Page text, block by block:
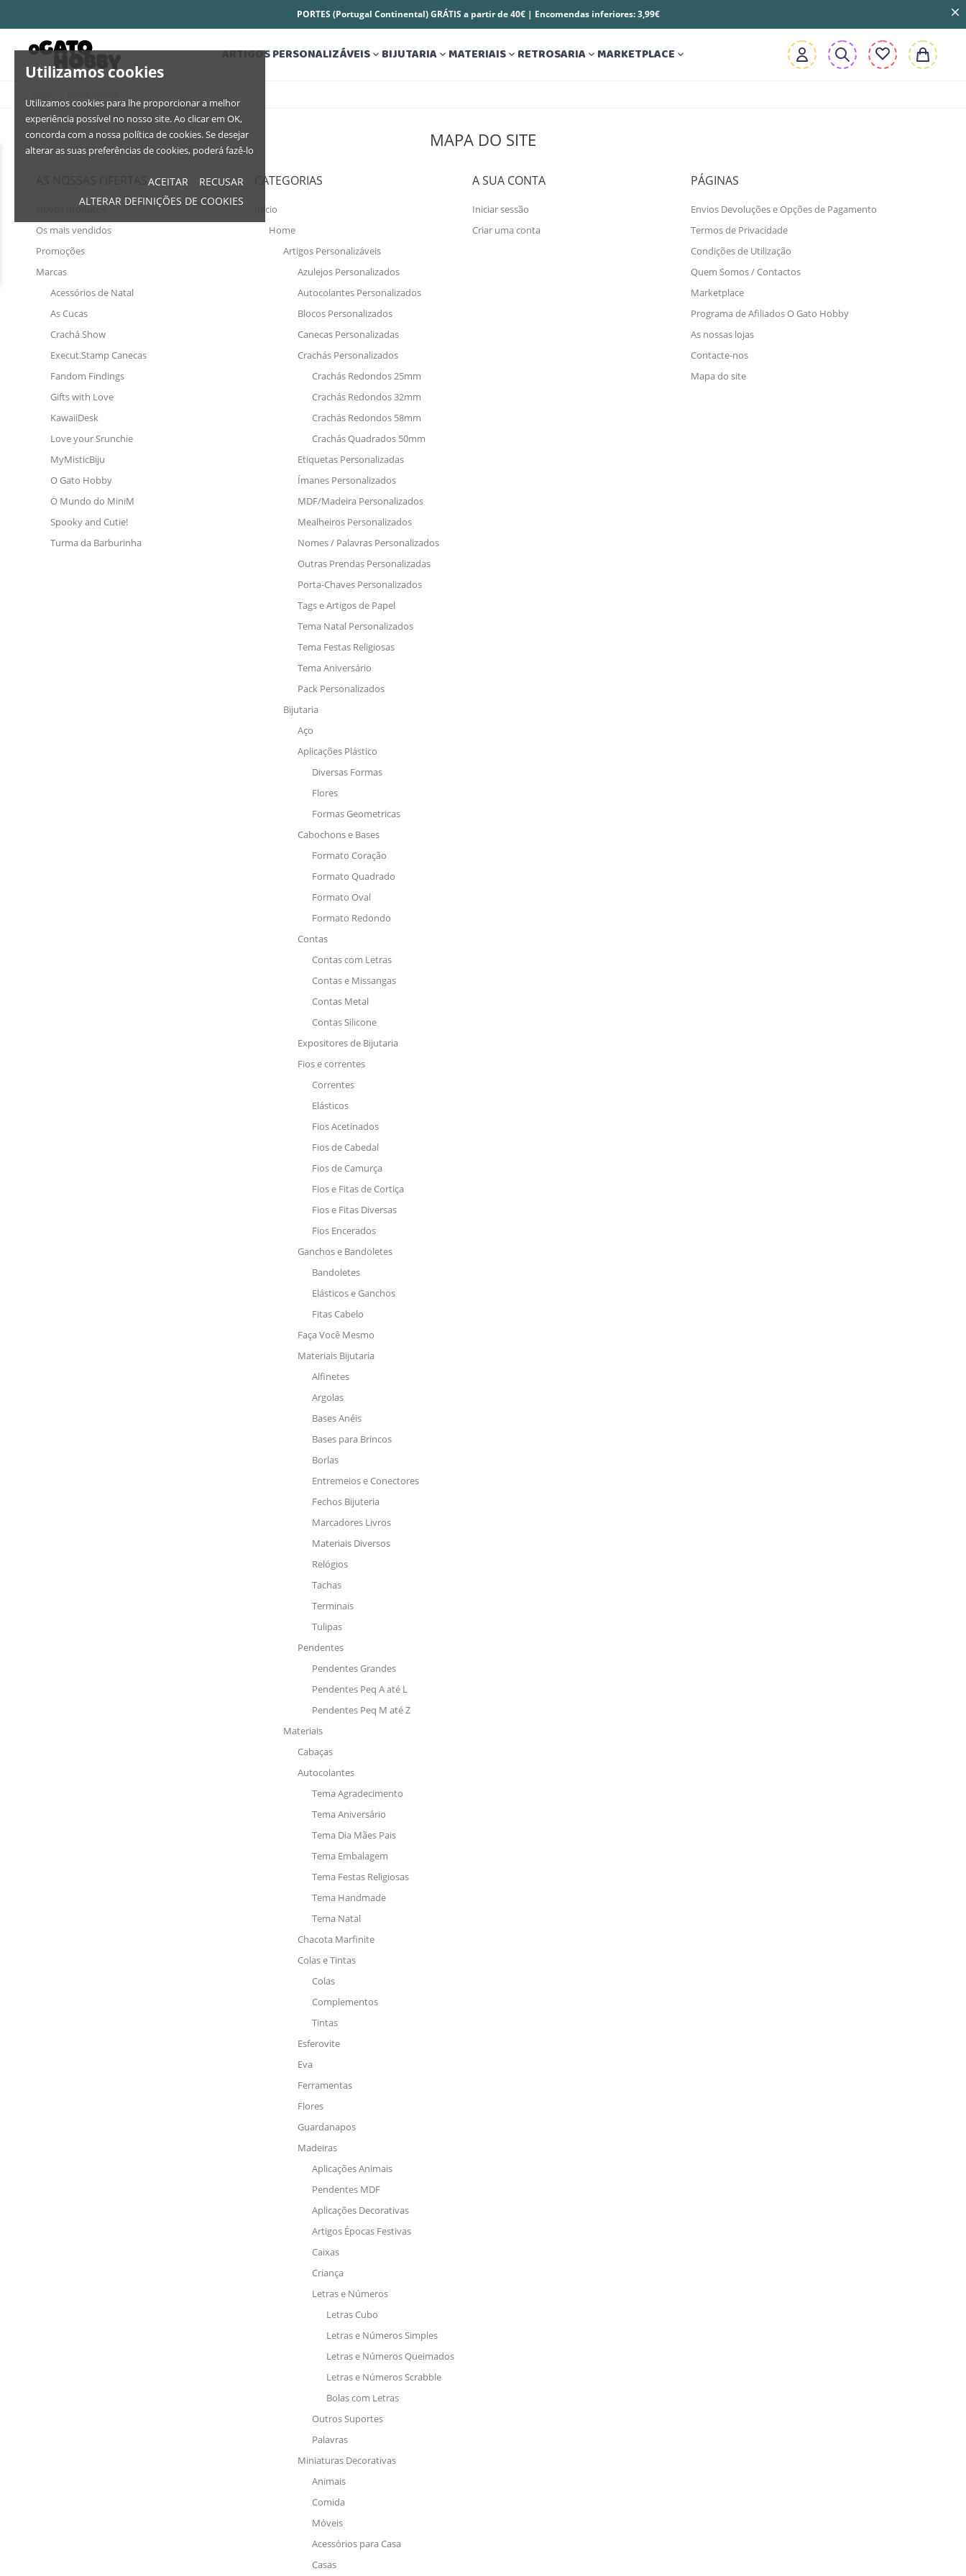
Utilizamos cookies
Utilizamos cookies para lhe proporcionar a melhor
experiência possível no nosso site. Ao clicar em OK,
concorda com a nossa política de cookies. Se desejar
alterar as suas preferências de cookies, poderá fazê-lo
ACEITAR
RECUSAR
ALTERAR DEFINIÇÕES DE COOKIES
PORTES (Portugal Continental) GRÁTIS a partir de 40€ | Encomendas inferiores: 3,99€
ARTIGOS PERSONALIZÁVEIS BIJUTARIA MATERIAIS RETROSARIA MARKETPLACE 
MAPA DO SITE
Novos produtos
Os mais vendidos
Promoções
Marcas
Acessórios de Natal
As Cucas
Crachá Show
Execut.Stamp Canecas
Fandom Findings
Gifts with Love
KawaiiDesk
Love your Srunchie
MyMisticBiju
O Gato Hobby
O Mundo do MiniM
Spooky and Cutie!
Turma da Barburinha
CATEGORIAS
Início
Home
Artigos Personalizáveis
Azulejos Personalizados
Autocolantes Personalizados
Blocos Personalizados
Canecas Personalizadas
Crachás Personalizados
Crachás Redondos 25mm
Crachás Redondos 32mm
Crachás Redondos 58mm
Crachás Quadrados 50mm
Etiquetas Personalizadas
Ímanes Personalizados
MDF/Madeira Personalizados
Mealheiros Personalizados
Nomes / Palavras Personalizados
Outras Prendas Personalizadas
Porta-Chaves Personalizados
Tags e Artigos de Papel
Tema Natal Personalizados
Tema Festas Religiosas
Tema Aniversário
Pack Personalizados
Bijutaria
Aço
Aplicações Plástico
Diversas Formas
Flores
Formas Geometricas
Cabochons e Bases
Formato Coração
Formato Quadrado
Formato Oval
Formato Redondo
Contas
Contas com Letras
Contas e Missangas
Contas Metal
Contas Silicone
Expositores de Bijutaria
Fios e correntes
Correntes
Elásticos
Fios Acetinados
Fios de Cabedal
Fios de Camurça
Fios e Fitas de Cortiça
Fios e Fitas Diversas
Fios Encerados
Ganchos e Bandoletes
Bandoletes
Elásticos e Ganchos
Fitas Cabelo
Faça Você Mesmo
Materiais Bijutaria
Alfinetes
Argolas
Bases Anéis
Bases para Brincos
Borlas
Entremeios e Conectores
Fechos Bijuteria
Marcadores Livros
Materiais Diversos
Relógios
Tachas
Terminais
Tulipas
Pendentes
Pendentes Grandes
Pendentes Peq A até L
Pendentes Peq M até Z
Materiais
Cabaças
Autocolantes
Tema Agradecimento
Tema Aniversário
Tema Dia Mães Pais
Tema Embalagem
Tema Festas Religiosas
Tema Handmade
Tema Natal
Chacota Marfinite
Colas e Tintas
Colas
Complementos
Tintas
Esferovite
Eva
Ferramentas
Flores
Guardanapos
Madeiras
Aplicações Animais
Pendentes MDF
Aplicações Decorativas
Artigos Épocas Festivas
Caixas
Criança
Letras e Números
Letras Cubo
Letras e Números Simples
Letras e Números Queimados
Letras e Números Scrabble
Bolas com Letras
Outros Suportes
Palavras
Miniaturas Decorativas
Animais
Comida
Móveis
Acessórios para Casa
Casas
A SUA CONTA
Iniciar sessão
Criar uma conta
PÁGINAS
Envios Devoluções e Opções de Pagamento
Termos de Privacidade
Condições de Utilização
Quem Somos / Contactos
Marketplace
Programa de Afiliados O Gato Hobby
As nossas lojas
Contacte-nos
Mapa do site